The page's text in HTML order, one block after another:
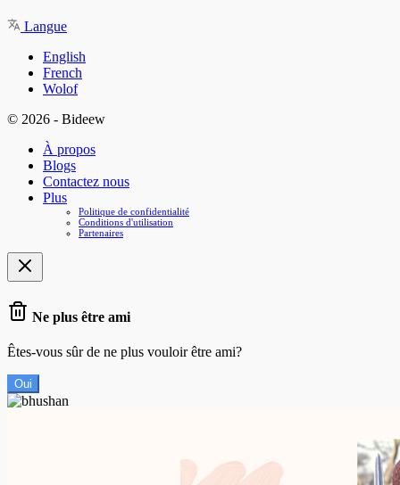
Langue
English
French
Wolof
© 2026 - Bideew
À propos
Blogs
Contactez nous
Plus
Politique de confidentialité
Conditions d'utilisation
Partenaires
Ne plus être ami
Êtes-vous sûr de ne plus vouloir être ami?
Oui